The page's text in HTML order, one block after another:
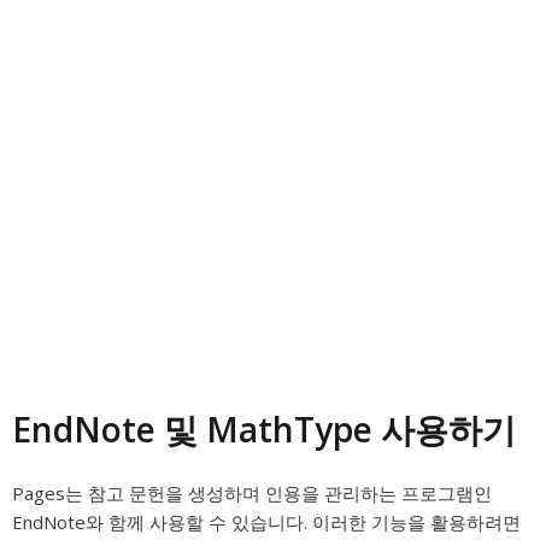
EndNote 및 MathType 사용하기
Pages는 참고 문헌을 생성하며 인용을 관리하는 프로그램인
EndNote와 함께 사용할 수 있습니다. 이러한 기능을 활용하려면